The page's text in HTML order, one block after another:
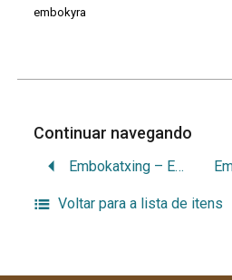
embokyra
Continuar navegando
Embokatxing – Estar com cheiro de cobra
Voltar para a lista de itens